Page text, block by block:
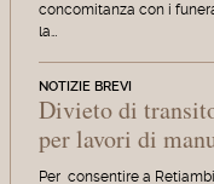
concomitanza con i
la…
NOTIZIE BREVI
Divieto di
per lavori di
Per consentire a